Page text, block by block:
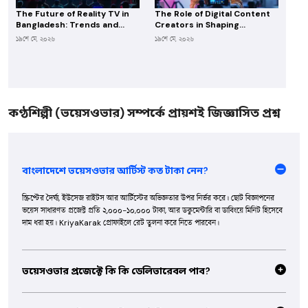
The Future of Reality TV in
Bangladesh: Trends and
Opportunities for Producers
১৯শে মে, ২০২৬
The Role of Digital Content
Creators in Shaping
Bangladesh’s Entertainment
১৯শে মে, ২০২৬
কণ্ঠশিল্পী (ভয়েসওভার) সম্পর্কে প্রায়শই জিজ্ঞাসিত প্রশ্ন
বাংলাদেশে ভয়েসওভার আর্টিস্ট কত টাকা নেন?
স্ক্রিপ্টের দৈর্ঘ্য, ইউসেজ রাইটস আর আর্টিস্টের অভিজ্ঞতার উপর নির্ভর করে। ছোট বিজ্ঞাপনের
ভয়েস সাধারণত প্রজেক্ট প্রতি ২,০০০-১০,০০০ টাকা, আর ডকুমেন্টারি বা ডাবিংয়ে মিনিট হিসেবে
দাম ধরা হয়। KriyaKarak প্রোফাইলে রেট তুলনা করে নিতে পারবেন।
ভয়েসওভার প্রজেক্টে কি কি ডেলিভারেবল পাব?